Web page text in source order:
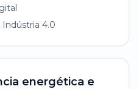
Indústria 4.0
energética e